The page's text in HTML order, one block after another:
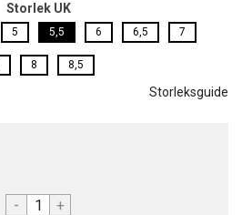
Storlek UK
5 5,5 6 6,5 7
8 8,5
Storleksguide
- +